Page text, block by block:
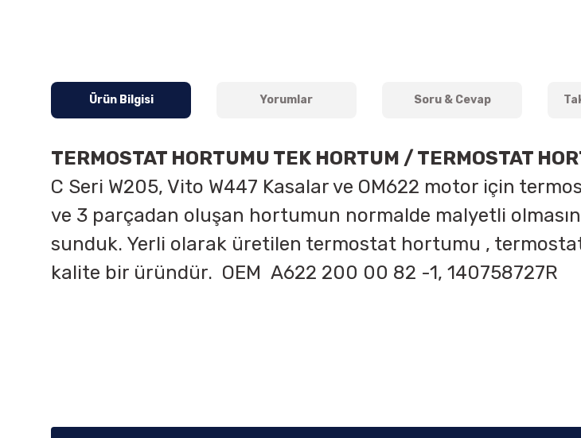
Ürün Bilgisi Yorumlar Soru & Cevap
TERMOSTAT HORTUMU TEK HORTUM / TERMOSTAT
C Seri W205, Vito W447 Kasalar ve OM622 motor için
ve 3 parçadan oluşan hortumun normalde malyetli
sunduk. Yerli olarak üretilen termostat hortumu ,
kalite bir üründür. OEM A622 200 00 82 -1, 140758727R